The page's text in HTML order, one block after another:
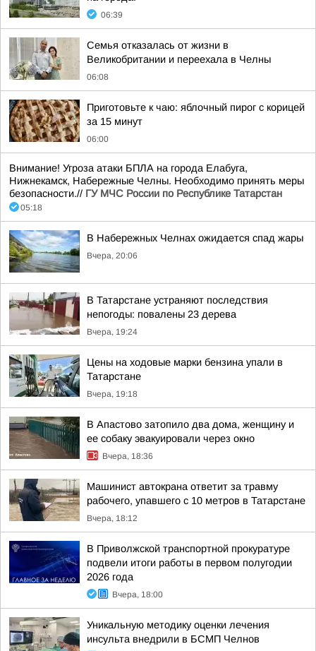
06:39
Семья отказалась от жизни в
Великобритании и переехала в Челны
06:08
Приготовьте к чаю: яблочный пирог с корицей
за 15 минут
06:00
Внимание! Угроза атаки БПЛА на города Елабуга,
Нижнекамск, Набережные Челны. Необходимо принять меры
безопасности.// ГУ МЧС России по Республике Татарстан
05:18
В Набережных Челнах ожидается спад жары
Вчера, 20:06
В Татарстане устраняют последствия
непогоды: повалены 23 дерева
Вчера, 19:24
Цены на ходовые марки бензина упали в
Татарстане
Вчера, 19:18
В Апастово затопило два дома, женщину и
ее собаку эвакуировали через окно
Вчера, 18:36
Машинист автокрана ответит за травму
рабочего, упавшего с 10 метров в Татарстане
Вчера, 18:12
В Приволжской транспортной прокуратуре
подвели итоги работы в первом полугодии
2026 года
Вчера, 18:00
Уникальную методику оценки лечения
инсульта внедрили в БСМП Челнов